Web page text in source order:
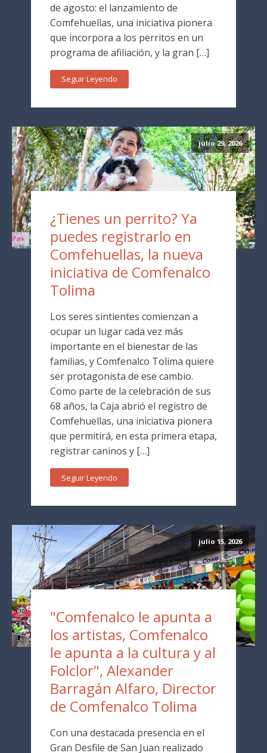
de agosto: el lanzamiento de
Comfehuellas, una iniciativa pionera
que incorpora a los perritos en un
programa de afiliación, y la gran […]
Seguir Leyendo
julio 29, 2026
¿Tienes un perrito? Ya
puedes registrarlo en
Comfehuellas, la nueva
iniciativa de Comfenalco
Tolima
Los seres sintientes comienzan a
ocupar un lugar cada vez más
importante en el bienestar de las
familias, y Comfenalco Tolima quiere
ser protagonista de ese cambio.
Como parte de la celebración de sus
68 años, la Caja abrió el registro de
Comfehuellas, una iniciativa pionera
que permitirá, en esta primera etapa,
registrar caninos y […]
Seguir Leyendo
julio 15, 2026
"Comfenalco le apunta a
los artistas, Comfenalco
le apunta a la cultura y al
Folclor", Alexander
Barragán Alfaro, Director
de Comfenalco Tolima
Con una destacada presencia en el
Gran Desfile de San Juan realizado